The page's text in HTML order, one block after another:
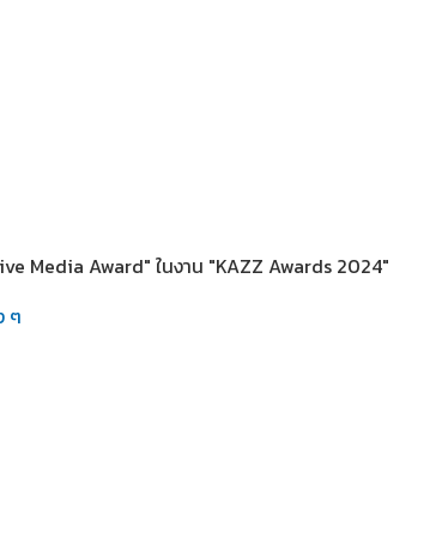
Media Award" ในงาน "KAZZ Awards 2024"
ๆ